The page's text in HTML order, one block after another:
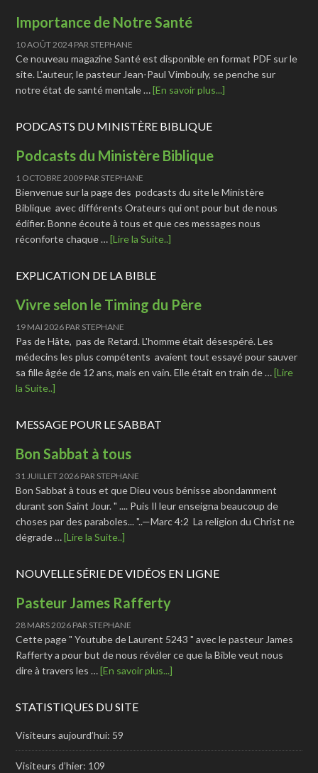
Importance de Notre Santé
10 AOÛT 2024PAR STEPHANE
Ce nouveau magazine Santé est disponible en format PDF sur le
site. L'auteur, le pasteur Jean-Paul Vimbouly, se penche sur
notre état de santé mentale …[En savoir plus...]
PODCASTS DU MINISTÈRE BIBLIQUE
Podcasts du Ministère Biblique
1 OCTOBRE 2009 PAR STEPHANE
Bienvenue sur la page des podcasts du site le Ministère
Biblique avec différents Orateurs qui ont pour but de nous
édifier. Bonne écoute à tous et que ces messages nous
réconforte chaque …[Lire la Suite..]
EXPLICATION DE LA BIBLE
Vivre selon le Timing du Père
19 MAI 2026 PAR STEPHANE
Pas de Hâte, pas de Retard. L'homme était désespéré. Les
médecins les plus compétents avaient tout essayé pour sauver
sa fille âgée de 12 ans, mais en vain. Elle était en train de …[Lire
la Suite..]
MESSAGE POUR LE SABBAT
Bon Sabbat à tous
31 JUILLET 2026 PAR STEPHANE
Bon Sabbat à tous et que Dieu vous bénisse abondamment
durant son Saint Jour. " .... Puis Il leur enseigna beaucoup de
choses par des paraboles... "..—Marc 4:2 La religion du Christ ne
dégrade …[Lire la Suite..]
NOUVELLE SÉRIE DE VIDÉOS EN LIGNE
Pasteur James Rafferty
28 MARS 2026 PAR STEPHANE
Cette page " Youtube de Laurent 5243 " avec le pasteur James
Rafferty a pour but de nous révéler ce que la Bible veut nous
dire à travers les …[En savoir plus...]
STATISTIQUES DU SITE
Visiteurs aujourd’hui: 59
Visiteurs d’hier: 109